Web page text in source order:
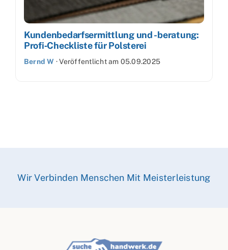
Kundenbedarfsermittlung und -beratung:
Profi‑Checkliste für Polsterei
Bernd W ·Veröffentlicht am 05.09.2025
Wir Verbinden Menschen Mit Meisterleistung